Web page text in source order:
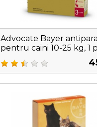
Advocate Bayer
pentru caini 10-25 kg, 1